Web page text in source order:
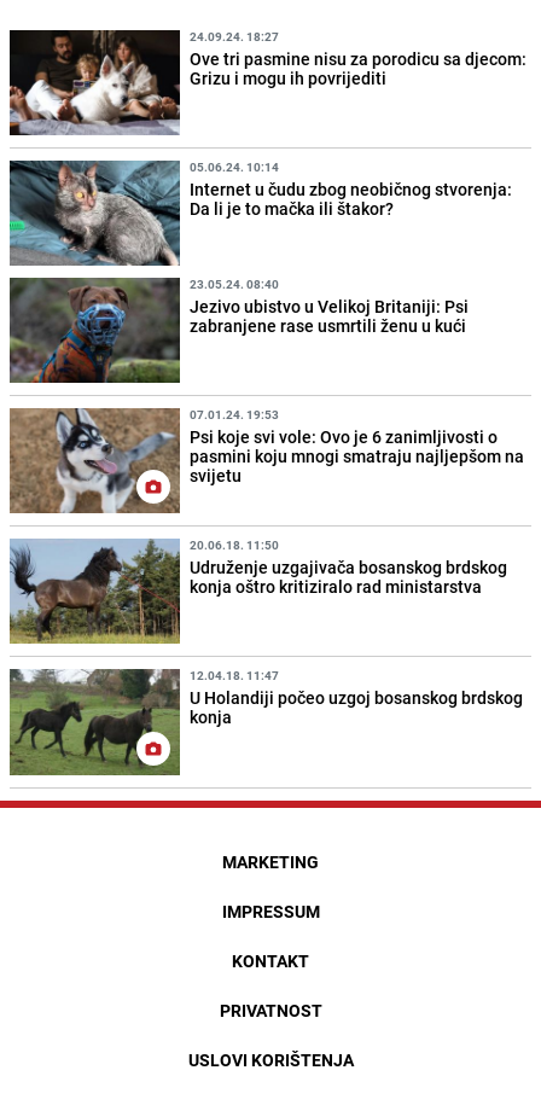
24.09.24. 18:27
Ove tri pasmine nisu za porodicu sa djecom:
Grizu i mogu ih povrijediti
05.06.24. 10:14
Internet u čudu zbog neobičnog stvorenja:
Da li je to mačka ili štakor?
23.05.24. 08:40
Jezivo ubistvo u Velikoj Britaniji: Psi
zabranjene rase usmrtili ženu u kući
07.01.24. 19:53
Psi koje svi vole: Ovo je 6 zanimljivosti o
pasmini koju mnogi smatraju najljepšom na
svijetu
20.06.18. 11:50
Udruženje uzgajivača bosanskog brdskog
konja oštro kritiziralo rad ministarstva
12.04.18. 11:47
U Holandiji počeo uzgoj bosanskog brdskog
konja
MARKETING
IMPRESSUM
KONTAKT
PRIVATNOST
USLOVI KORIŠTENJA